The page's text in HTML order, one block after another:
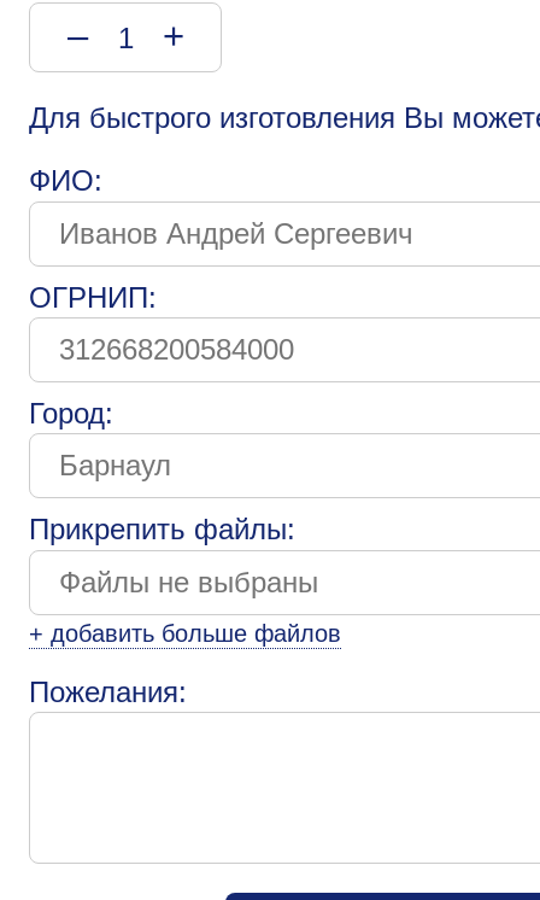
– +
Для быстрого изготовления Вы
ФИО:
ОГРНИП:
Город:
Прикрепить файлы:
+ добавить больше файлов
Пожелания: